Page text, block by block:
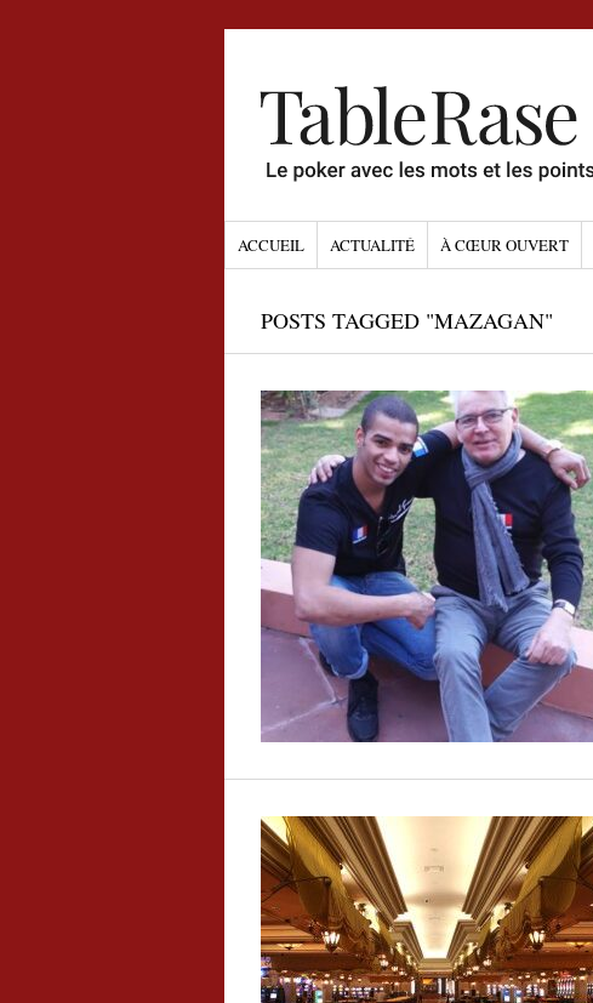
ACCUEIL ACTUALITÉ À CŒUR OUVERT
POSTS TAGGED "MAZAGAN"